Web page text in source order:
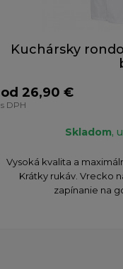
Kuchársky
od 26,90 €
s DPH
Skladom,
Vysoká kvalita a
Krátky rukáv. Vrecko
zapínanie na